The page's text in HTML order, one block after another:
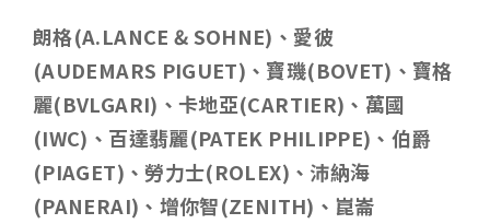
朗格(A.LANCE & SOHNE) 、愛彼
(AUDEMARS PIGUET) 、寶璣(BOVET) 、寶格
麗(BVLGARI) 、卡地亞(CARTIER) 、萬國
(IWC) 、百達翡麗(PATEK PHILIPPE) 、伯爵
(PIAGET) 、勞力士(ROLEX) 、沛納海
(PANERAI) 、增你智(ZENITH) 、崑崙